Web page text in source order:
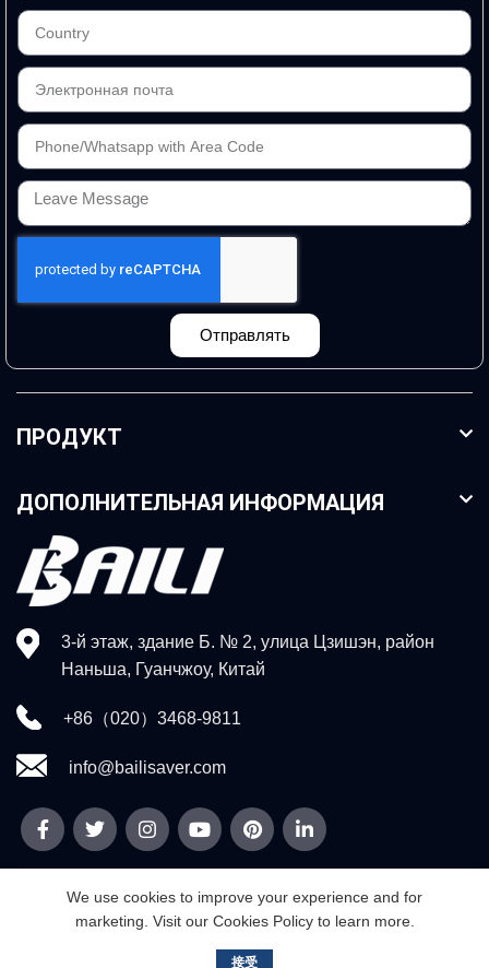
Отправлять
ПРОДУКТ
ДОПОЛНИТЕЛЬНАЯ ИНФОРМАЦИЯ
3-й этаж, здание Б. № 2, улица Цзишэн, район
Наньша, Гуанчжоу, Китай
+86（020）3468-9811
info@bailisaver.com
защищены
We use cookies to improve your experience and for
marketing. Visit our Cookies Policy to learn more.
接受